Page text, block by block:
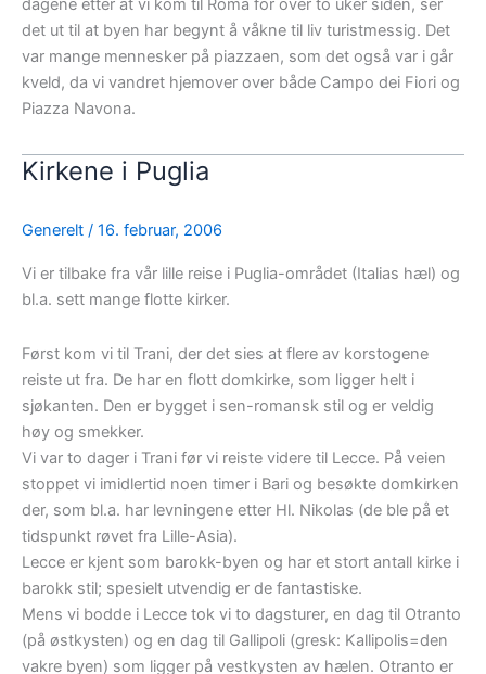
dagene etter at vi kom til Roma for over to uker siden, ser
det ut til at byen har begynt å våkne til liv turistmessig. Det
var mange mennesker på piazzaen, som det også var i går
kveld, da vi vandret hjemover over både Campo dei Fiori og
Piazza Navona.
Kirkene i Puglia
Generelt / 16. februar, 2006
Vi er tilbake fra vår lille reise i Puglia-området (Italias hæl) og
bl.a. sett mange flotte kirker.
Først kom vi til Trani, der det sies at flere av korstogene
reiste ut fra. De har en flott domkirke, som ligger helt i
sjøkanten. Den er bygget i sen-romansk stil og er veldig
høy og smekker.
Vi var to dager i Trani før vi reiste videre til Lecce. På veien
stoppet vi imidlertid noen timer i Bari og besøkte domkirken
der, som bl.a. har levningene etter Hl. Nikolas (de ble på et
tidspunkt røvet fra Lille-Asia).
Lecce er kjent som barokk-byen og har et stort antall kirke i
barokk stil; spesielt utvendig er de fantastiske.
Mens vi bodde i Lecce tok vi to dagsturer, en dag til Otranto
(på østkysten) og en dag til Gallipoli (gresk: Kallipolis=den
vakre byen) som ligger på vestkysten av hælen. Otranto er